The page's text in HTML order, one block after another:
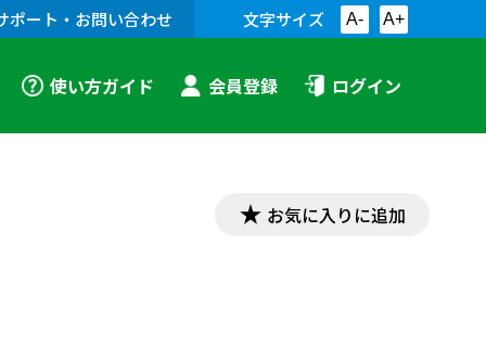
ポート・お問い合わせ 文字サイズ A- A+
使い方ガイド 会員登録 ログイン
お気に入りに追加